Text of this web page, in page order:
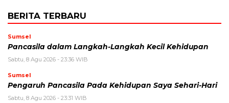
BERITA TERBARU
Sumsel
Pancasila dalam Langkah-Langkah Kecil Kehidupan
Sabtu, 8 Agu 2026 - 23:36 WIB
Sumsel
Pengaruh Pancasila Pada Kehidupan Saya Sehari-Hari
Sabtu, 8 Agu 2026 - 23:31 WIB